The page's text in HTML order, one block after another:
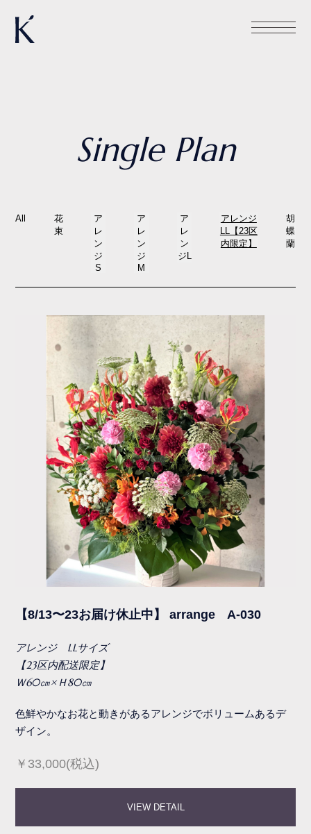
Single Plan
All
花
束
ア
レ
ン
ジ
S
ア
レ
ン
ジ
M
ア
レ
ン
ジL
アレンジ
LL【23区
内限定】
胡
蝶
蘭
【8/13〜23お届け休止中】 arrange A-030
アレンジ LLサイズ
【23区内配送限定】
Ｗ60㎝×Ｈ80㎝
色鮮やかなお花と動きがあるアレンジでボリュームあるデ
ザイン。
￥33,000(税込)
VIEW DETAIL